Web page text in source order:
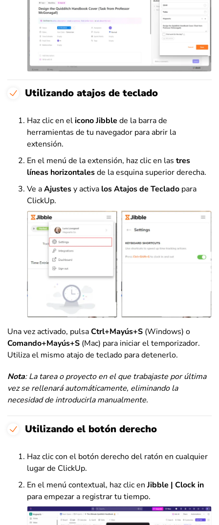
Utilizando atajos de teclado
Haz clic en elicono Jibble de la barra de
herramientas de tu navegador para abrir la
extensión.
En el menú de la extensión, haz clic en las tres
líneas horizontalesde la esquina superior derecha.
Ve aAjustesy activa los Atajos de Teclado para
ClickUp.
Una vez activado, pulsaCtrl+Mayús+S (Windows) o
Comando+Mayús+S (Mac) para iniciar el temporizador.
Utiliza el mismo atajo de teclado para detenerlo.
Nota: La tarea o proyecto en el que trabajaste por última
vez se rellenará automáticamente, eliminando la
necesidad de introducirla manualmente.
Utilizando el botón derecho
Haz clic con el botón derecho del ratón en cualquier
lugar de ClickUp.
En el menú contextual, haz clic en Jibble | Clock in
para empezar a registrar tu tiempo.